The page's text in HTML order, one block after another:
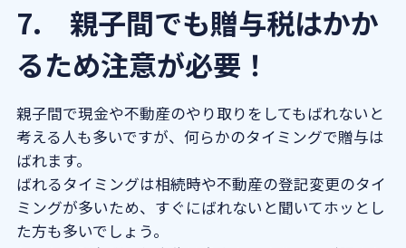
7. 親子間でも贈与税はかか
るため注意が必要！
親子間で現金や不動産のやり取りをしてもばれないと
考える人も多いですが、何らかのタイミングで贈与は
ばれます。
ばれるタイミングは相続時や不動産の登記変更のタイ
ミングが多いため、すぐにばれないと聞いてホッとし
た方も多いでしょう。